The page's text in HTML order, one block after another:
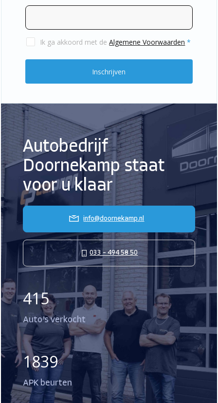
Ik ga akkoord met deAlgemene Voorwaarden *
Autobedrijf
Doornekamp staat
voor u klaar
info@doornekamp.nl
033 – 494 58 50
415
Auto’s verkocht
1839
APK beurten